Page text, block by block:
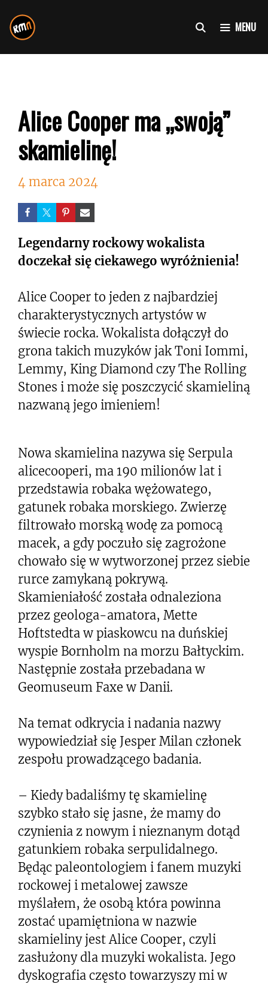
do
treści
MENU
Alice Cooper ma „swoją”
skamielinę!
4 marca 2024
Legendarny rockowy wokalista
doczekał się ciekawego wyróżnienia!
Alice Cooper to jeden z najbardziej
charakterystycznych artystów w
świecie rocka. Wokalista dołączył do
grona takich muzyków jak Toni Iommi,
Lemmy, King Diamond czy The Rolling
Stones i może się poszczycić skamieliną
nazwaną jego imieniem!
Nowa skamielina nazywa się Serpula
alicecooperi, ma 190 milionów lat i
przedstawia robaka wężowatego,
gatunek robaka morskiego. Zwierzę
filtrowało morską wodę za pomocą
macek, a gdy poczuło się zagrożone
chowało się w wytworzonej przez siebie
rurce zamykaną pokrywą.
Skamieniałość została odnaleziona
przez geologa-amatora, Mette
Hoftstedta w piaskowcu na duńskiej
wyspie Bornholm na morzu Bałtyckim.
Następnie została przebadana w
Geomuseum Faxe w Danii.
Na temat odkrycia i nadania nazwy
wypowiedział się Jesper Milan członek
zespołu prowadzącego badania.
– Kiedy badaliśmy tę skamielinę
szybko stało się jasne, że mamy do
czynienia z nowym i nieznanym dotąd
gatunkiem robaka serpulidalnego.
Będąc paleontologiem i fanem muzyki
rockowej i metalowej zawsze
myślałem, że osobą która powinna
zostać upamiętniona w nazwie
skamieliny jest Alice Cooper, czyli
zasłużony dla muzyki wokalista. Jego
dyskografia często towarzyszy mi w